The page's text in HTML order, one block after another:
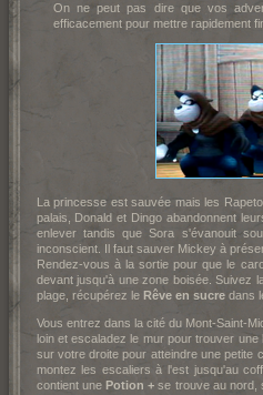
On ne peut pas dire que vos
efficacement pour mettre rapidement
La princesse est sauvée mais les
palais, Donald et Dingo abandonnent
enlever tandis que Sora s'évanouit
inconscient. Il faut sauver Mickey à
Rendez-vous à la sortie pour que le
devant jusqu'à une zone boisée. Suivez
plage, récupérez le Rêve en sucredans
Vous entrez dans la cité du Mont-Saint-
loin et escaladez le mur pour trouver une
sur votre droite pour atteindre une petite
montez les escaliers à l'est jusqu'au
contient une Potion + se trouve au nord,